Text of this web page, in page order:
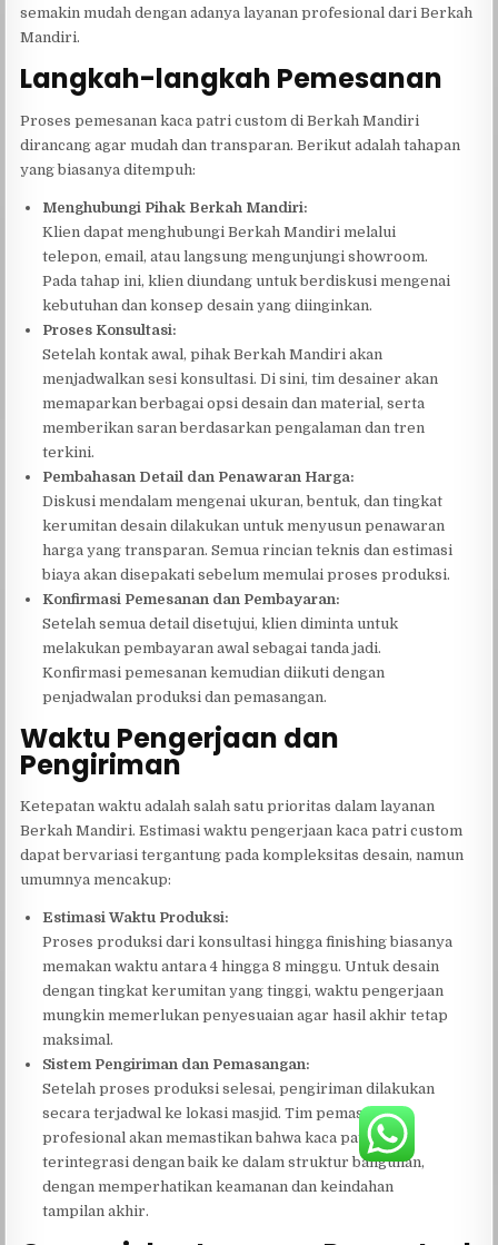
semakin mudah dengan adanya layanan profesional dari Berkah
Mandiri.
Langkah-langkah Pemesanan
Proses pemesanan kaca patri custom di Berkah Mandiri
dirancang agar mudah dan transparan. Berikut adalah tahapan
yang biasanya ditempuh:
Menghubungi Pihak Berkah Mandiri:
Klien dapat menghubungi Berkah Mandiri melalui
telepon, email, atau langsung mengunjungi showroom.
Pada tahap ini, klien diundang untuk berdiskusi mengenai
kebutuhan dan konsep desain yang diinginkan.
Proses Konsultasi:
Setelah kontak awal, pihak Berkah Mandiri akan
menjadwalkan sesi konsultasi. Di sini, tim desainer akan
memaparkan berbagai opsi desain dan material, serta
memberikan saran berdasarkan pengalaman dan tren
terkini.
Pembahasan Detail dan Penawaran Harga:
Diskusi mendalam mengenai ukuran, bentuk, dan tingkat
kerumitan desain dilakukan untuk menyusun penawaran
harga yang transparan. Semua rincian teknis dan estimasi
biaya akan disepakati sebelum memulai proses produksi.
Konfirmasi Pemesanan dan Pembayaran:
Setelah semua detail disetujui, klien diminta untuk
melakukan pembayaran awal sebagai tanda jadi.
Konfirmasi pemesanan kemudian diikuti dengan
penjadwalan produksi dan pemasangan.
Waktu Pengerjaan dan
Pengiriman
Ketepatan waktu adalah salah satu prioritas dalam layanan
Berkah Mandiri. Estimasi waktu pengerjaan kaca patri custom
dapat bervariasi tergantung pada kompleksitas desain, namun
umumnya mencakup:
Estimasi Waktu Produksi:
Proses produksi dari konsultasi hingga finishing biasanya
memakan waktu antara 4 hingga 8 minggu. Untuk desain
dengan tingkat kerumitan yang tinggi, waktu pengerjaan
mungkin memerlukan penyesuaian agar hasil akhir tetap
maksimal.
Sistem Pengiriman dan Pemasangan:
Setelah proses produksi selesai, pengiriman dilakukan
secara terjadwal ke lokasi masjid. Tim pemasang
profesional akan memastikan bahwa kaca patri
terintegrasi dengan baik ke dalam struktur bangunan,
dengan memperhatikan keamanan dan keindahan
tampilan akhir.